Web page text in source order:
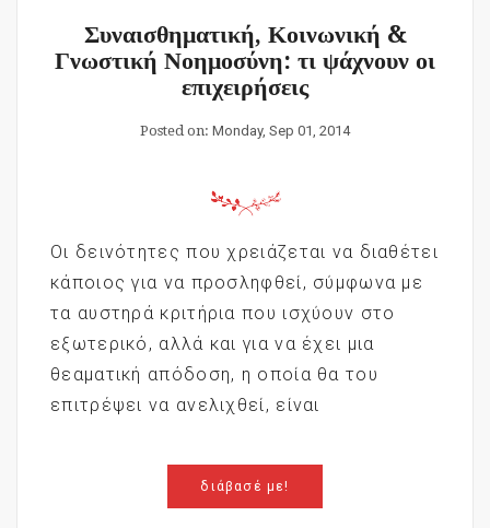
Συναισθηματική, Κοινωνική &
Γνωστική Νοημοσύνη: τι ψάχνουν οι
επιχειρήσεις
Posted on: Monday, Sep 01, 2014
Οι δεινότητες που χρειάζεται να διαθέτει
κάποιος για να προσληφθεί, σύμφωνα με
τα αυστηρά κριτήρια που ισχύουν στο
εξωτερικό, αλλά και για να έχει μια
θεαματική απόδοση, η οποία θα του
επιτρέψει να ανελιχθεί, είναι
διάβασέ με!